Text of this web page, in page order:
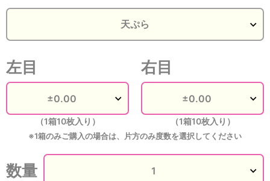
左目
（1箱10枚入り）
右目
（1箱10枚入り）
※1箱のみご購入の場合は、片方のみ度数を選択してください
数量